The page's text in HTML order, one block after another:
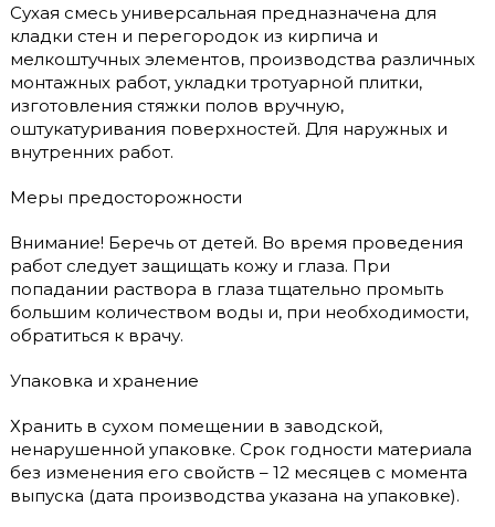
Сухая смесь универсальная предназначена для
кладки стен и перегородок из кирпича и
мелкоштучных элементов, производства различных
монтажных работ, укладки тротуарной плитки,
изготовления стяжки полов вручную,
оштукатуривания поверхностей. Для наружных и
внутренних работ.
Меры предосторожности
Внимание! Беречь от детей. Во время проведения
работ следует защищать кожу и глаза. При
попадании раствора в глаза тщательно промыть
большим количеством воды и, при необходимости,
обратиться к врачу.
Упаковка и хранение
Хранить в сухом помещении в заводской,
ненарушенной упаковке. Срок годности материала
без изменения его свойств – 12 месяцев с момента
выпуска (дата производства указана на упаковке).